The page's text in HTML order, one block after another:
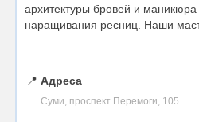
архитектуры бровей и
наращивания ресниц. Наши
📍 Адреса
Суми, проспект Перемоги, 105